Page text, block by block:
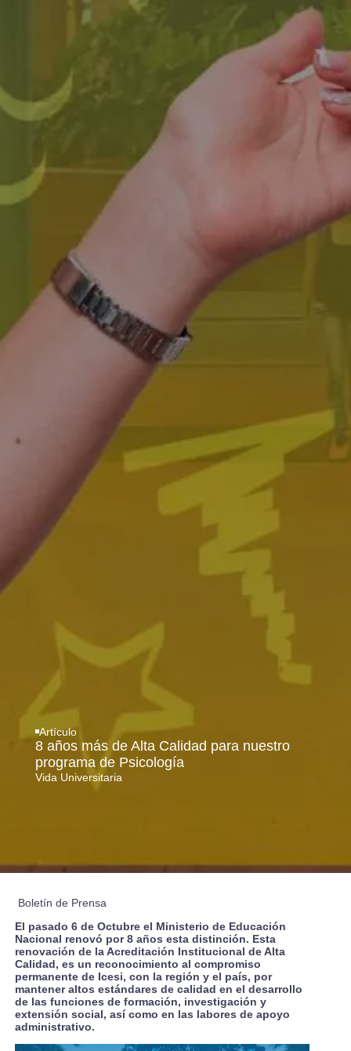
Artículo
8 años más de Alta Calidad para nuestro
programa de Psicología
Vida Universitaria
Boletín de Prensa
El pasado 6 de Octubre el Ministerio de Educación
Nacional renovó por 8 años esta distinción. Esta
renovación de la Acreditación Institucional de Alta
Calidad, es un reconocimiento al compromiso
permanente de Icesi, con la región y el país, por
mantener altos estándares de calidad en el desarrollo
de las funciones de formación, investigación y
extensión social, así como en las labores de apoyo
administrativo.